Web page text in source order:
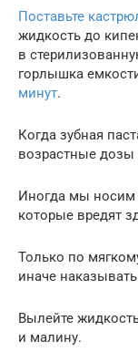
Поставьте
жидкость до
в
горлышка
минут.
Когда зубная
возрастные дозы
Иногда мы носим
которые вредят
Только по
иначе
Вылейте
и малину.